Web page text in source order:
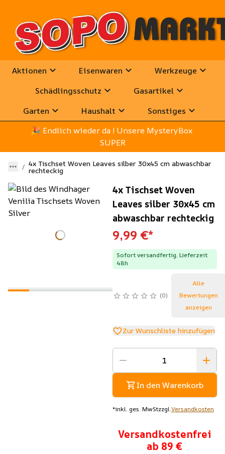
Aktionen Eisenwaren
Werkzeuge
Schädlingsschutz
Gasartikel
Garten
Haushalt
Sonstiges
🎉 Endlich wieder da ! Unsere MysteryBox
SUPER
4x Tischset Woven Leaves silber 30x45 cm abwaschbar
rechteckig
4x Tischset Woven
Leaves silber 30x45 cm
abwaschbar rechteckig
9,99 €*
Sofort versandfertig, Lieferzeit
48h
0
Alle
Bewertungen
anzeigen
Zur Wunschliste hinzufügen
In den Warenkorb
*inkl. ges. MwStzzgl.Versandkosten
Versandkostenfrei
ab 89 €